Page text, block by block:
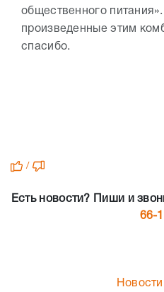
общественного
произведенные этим
спасибо.
/
Есть новости? Пиши и
66-